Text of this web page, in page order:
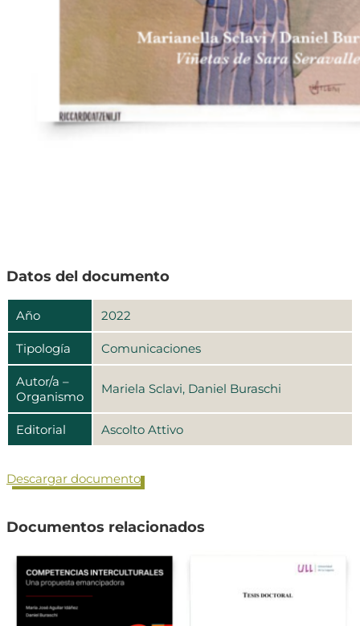
Datos del documento
Año 2022
Tipología Comunicaciones
Autor/a –
Organismo
Mariela Sclavi, Daniel Buraschi
Editorial Ascolto Attivo
Descargar documento
Documentos relacionados